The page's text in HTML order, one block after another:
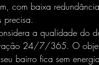
com baixa
precisa.
a qualidade do
24/7/365. O
bairro fica sem